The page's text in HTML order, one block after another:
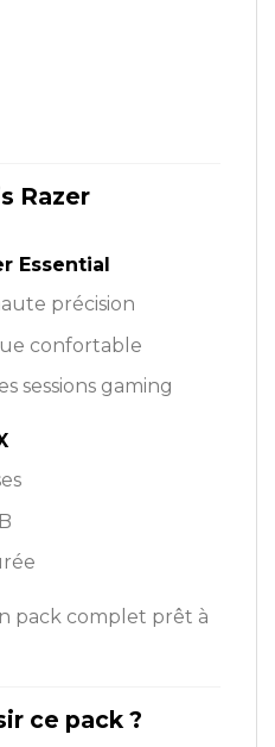
Razer
Essential
précision
confortable
sessions gaming
pack complet prêt à
ce pack ?